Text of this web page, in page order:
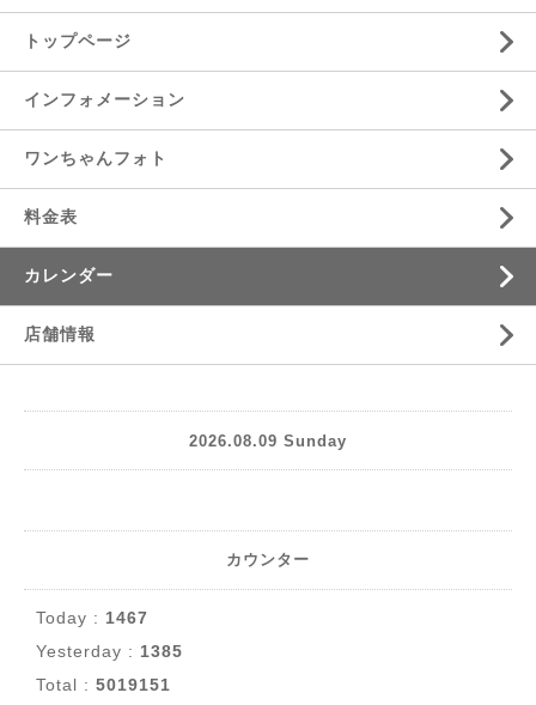
トップページ
インフォメーション
ワンちゃんフォト
料金表
カレンダー
店舗情報
2026.08.09 Sunday
カウンター
Today : 1467
Yesterday : 1385
Total : 5019151